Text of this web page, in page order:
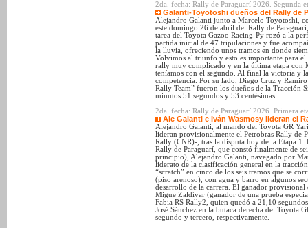
2da. fecha: Rally de Paraguarí 2026. Segunda
Galanti-Toyotoshi dueños del Rally de
Alejandro Galanti junto a Marcelo Toyotoshi,
este domingo 26 de abril del Rally de
tarea del Toyota Gazoo Racing-Py rozó a la
partida inicial de 47 tripulaciones y fue
la lluvia, ofreciendo unos tramos en donde
Volvimos al triunfo y esto es importante para el
rally muy complicado y en la última etapa con
teníamos con el segundo. Al final la victoria y
competencia. Por su lado, Diego Cruz y
Rally Team” fueron los dueños de la Tracción
minutos 51 segundos y 53 centésimas.
2da. fecha: Rally de Paraguarí 2026. Primera
Ale Galanti e Iván Wasmosy lideran el
Alejandro Galanti, al mando del Toyota GR
lideran provisionalmente el Petrobras Rally de
Rally (CNR)-, tras la disputa hoy de la Etapa 1.
Rally de Paraguarí, que constó finalmente de
principio), Alejandro Galanti, navegado por
liderato de la clasificación general en la
“scratch” en cinco de los seis tramos que se
(piso arenoso), con agua y barro en algunos
desarrollo de la carrera. El ganador
Migue Zaldívar (ganador de una prueba
Fabia RS Rally2, quien quedó a 21,10
José Sánchez en la butaca derecha del Toyota
segundo y tercero, respectivamente.